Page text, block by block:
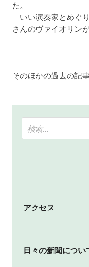
た。
いい演奏家とめぐ
さんのヴァイオリン
そのほかの過去の記
アクセス
日々の新聞につい